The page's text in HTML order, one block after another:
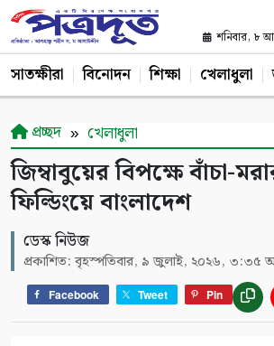
শনিবার, ৮
সাতক্ষীরা বিনোদন শিক্ষা খেলাধুলা
প্রচ্ছদ খেলাধুলা
জিম্বাবুয়ের বিপক্ষে বাঁচা-
ফিল্ডিংয়ে বাংলাদেশ
ডেস্ক নিউজ
প্রকাশিত: বৃহস্পতিবার, ৯ জুলাই, ২০২৬, ৩:৩৫
Facebook Tweet Pin